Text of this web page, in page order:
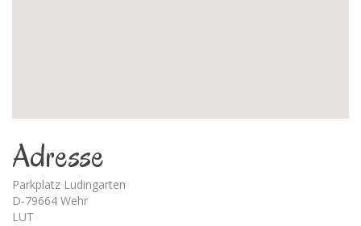
Adresse
Parkplatz Ludingarten
D-79664 Wehr
LUT